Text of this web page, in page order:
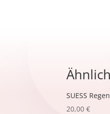
SUESS
20,00€